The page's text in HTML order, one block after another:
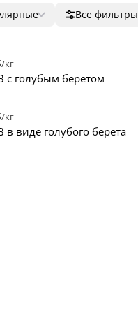
дорогие
Все фильтры
кг
с голубым беретом
кг
в виде голубого берета